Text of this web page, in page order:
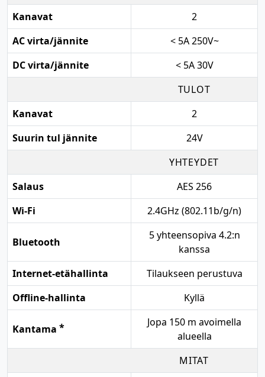
Kanavat
2
AC virta/jännite
< 5A 250V~
DC virta/jännite
< 5A 30V
TULOT
Kanavat
2
Suurin tul jännite
24V
YHTEYDET
Salaus
AES 256
Wi-Fi
2.4GHz (802.11b/g/n)
Bluetooth
5 yhteensopiva 4.2:n
kanssa
Internet-etähallinta
Tilaukseen perustuva
Offline-hallinta
Kyllä
Kantama *
Jopa 150 m avoimella
alueella
MITAT